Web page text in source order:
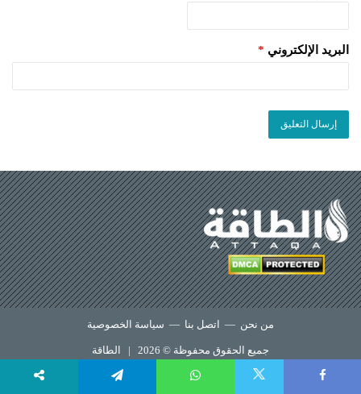
البريد الإلكتروني *
من نحن — اتصل بنا — سياسة الخصوصية
جميع الحقوق محفوظة © 2026 | الطاقة